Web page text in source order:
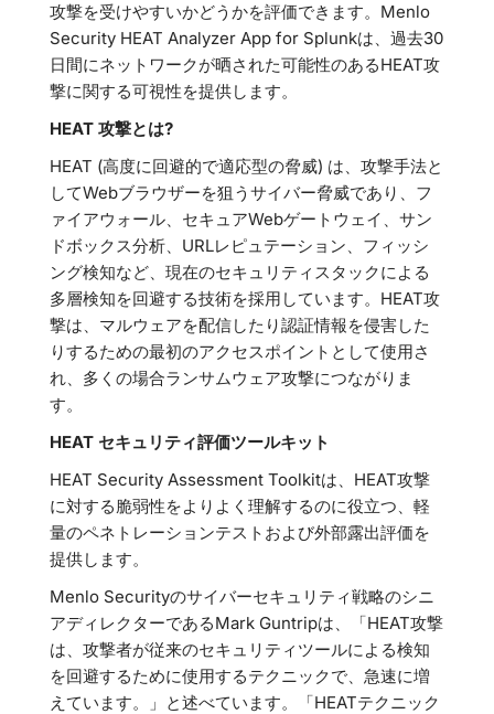
攻撃を受けやすいかどうかを評価できます。Menlo
Security HEAT Analyzer App for Splunkは、過去30
日間にネットワークが晒された可能性のあるHEAT攻
撃に関する可視性を提供します。
HEAT 攻撃とは?
HEAT (高度に回避的で適応型の脅威) は、攻撃手法と
してWebブラウザーを狙うサイバー脅威であり、フ
ァイアウォール、セキュアWebゲートウェイ、サン
ドボックス分析、URLレピュテーション、フィッシ
ング検知など、現在のセキュリティスタックによる
多層検知を回避する技術を採用しています。HEAT攻
撃は、マルウェアを配信したり認証情報を侵害した
りするための最初のアクセスポイントとして使用さ
れ、多くの場合ランサムウェア攻撃につながりま
す。
HEAT セキュリティ評価ツールキット
HEAT Security Assessment Toolkitは、HEAT攻撃
に対する脆弱性をよりよく理解するのに役立つ、軽
量のペネトレーションテストおよび外部露出評価を
提供します。
Menlo Securityのサイバーセキュリティ戦略のシニ
アディレクターであるMark Guntripは、「HEAT攻撃
は、攻撃者が従来のセキュリティツールによる検知
を回避するために使用するテクニックで、急速に増
えています。」と述べています。「HEATテクニック